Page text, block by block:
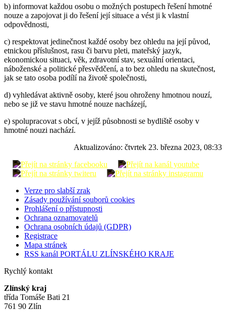
b) informovat každou osobu o možných postupech řešení hmotné
nouze a zapojovat ji do řešení její situace a vést ji k vlastní
odpovědnosti,
c) respektovat jedinečnost každé osoby bez ohledu na její původ,
etnickou příslušnost, rasu či barvu pleti, mateřský jazyk,
ekonomickou situaci, věk, zdravotní stav, sexuální orientaci,
náboženské a politické přesvědčení, a to bez ohledu na skutečnost,
jak se tato osoba podílí na životě společnosti,
d) vyhledávat aktivně osoby, které jsou ohroženy hmotnou nouzí,
nebo se již ve stavu hmotné nouze nacházejí,
e) spolupracovat s obcí, v jejíž působnosti se bydliště osoby v
hmotné nouzi nachází.
Aktualizováno: čtvrtek 23. března 2023, 08:33
Verze pro slabší zrak
Zásady používání souborů cookies
Prohlášení o přístupnosti
Ochrana oznamovatelů
Ochrana osobních údajů (GDPR)
Registrace
Mapa stránek
RSS kanál PORTÁLU ZLÍNSKÉHO KRAJE
Rychlý kontakt
Zlínský kraj
třída Tomáše Bati 21
761 90 Zlín